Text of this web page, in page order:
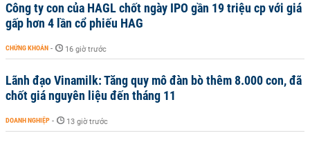
Công ty con của HAGL chốt ngày IPO gần 19 triệu cp với giá
gấp hơn 4 lần cổ phiếu HAG
CHỨNG KHOÁN - 16 giờ trước
Lãnh đạo Vinamilk: Tăng quy mô đàn bò thêm 8.000 con, đã
chốt giá nguyên liệu đến tháng 11
DOANH NGHIỆP - 13 giờ trước